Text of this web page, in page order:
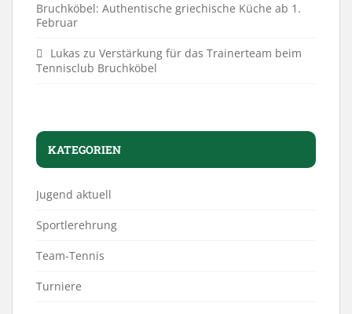
Bruchköbel: Authentische griechische Küche ab 1.
Februar
Lukas zu Verstärkung für das Trainerteam beim
Tennisclub Bruchköbel
KATEGORIEN
Jugend aktuell
Sportlerehrung
Team-Tennis
Turniere